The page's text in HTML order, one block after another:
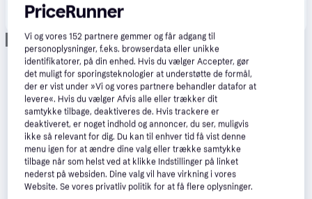
HAMA Hub USB-A 2.0 4x Porte
Annonce
PriceRunner
Vi og vores152 partnere gemmer og får adgang til
personoplysninger, f.eks. browserdata eller unikke
identifikatorer, på din enhed. Hvis du vælger Accepter, gør
det muligt for sporingsteknologier at understøtte de formål,
der er vist under »Vi og vores partnere behandler datafor at
levere«. Hvis du vælger Afvis alle eller trækker dit
samtykke tilbage, deaktiveres de. Hvis trackere er
deaktiveret, er noget indhold og annoncer, du ser, muligvis
ikke så relevant for dig. Du kan til enhver tid få vist denne
menu igen for at ændre dine valg eller trække samtykke
tilbage når som helst ved at klikke Indstillinger på linket
nederst på websiden. Dine valg vil have virkning i vores
Website. Se vores privatliv politik for at få flere oplysninger.